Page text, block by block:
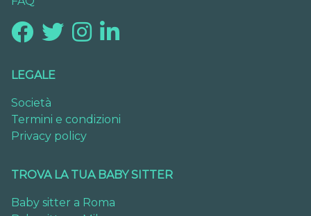
LEGALE
Società
Termini e condizioni
Privacy policy
TROVA LA TUA BABY SITTER
Baby sitter a Roma